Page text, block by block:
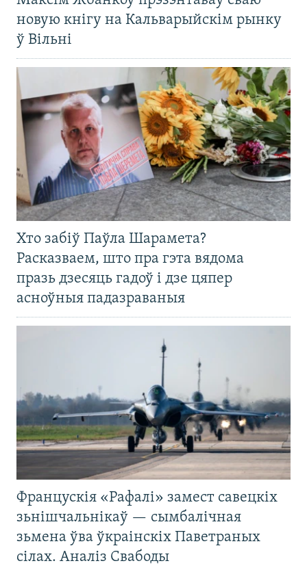
новую кнігу на Кальварыйскім рынку
ў Вільні
Хто забіў Паўла Шарамета?
Расказваем, што пра гэта вядома
празь дзесяць гадоў і дзе цяпер
асноўныя падазраваныя
Францускія «Рафалі» замест савецкіх
зьнішчальнікаў — сымбалічная
зьмена ўва ўкраінскіх Паветраных
сілах. Аналіз Свабоды